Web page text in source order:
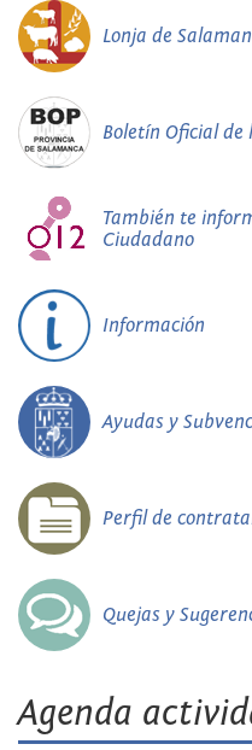
Lonja de
Boletín Oficial de
También te
Ciudadano
Información
Ayudas y
Perfil de
Quejas y
Agenda